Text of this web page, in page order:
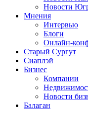
Новости
Мнения
Интервью
Блоги
Онлайн-
Старый Сургут
Сиаплэй
Бизнес
Компании
Новости
Балаган